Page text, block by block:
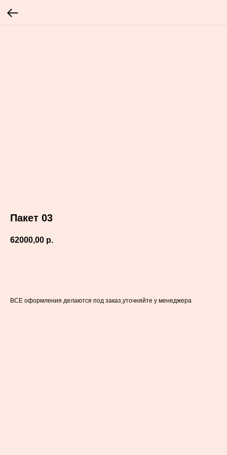
Пакет 03
62000,00 р.
ВСЕ оформления делаются под заказ,уточняйте у менеджера